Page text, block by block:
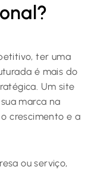
ter uma
é mais do
Um site
marca na
crescimento e a
ou serviço,